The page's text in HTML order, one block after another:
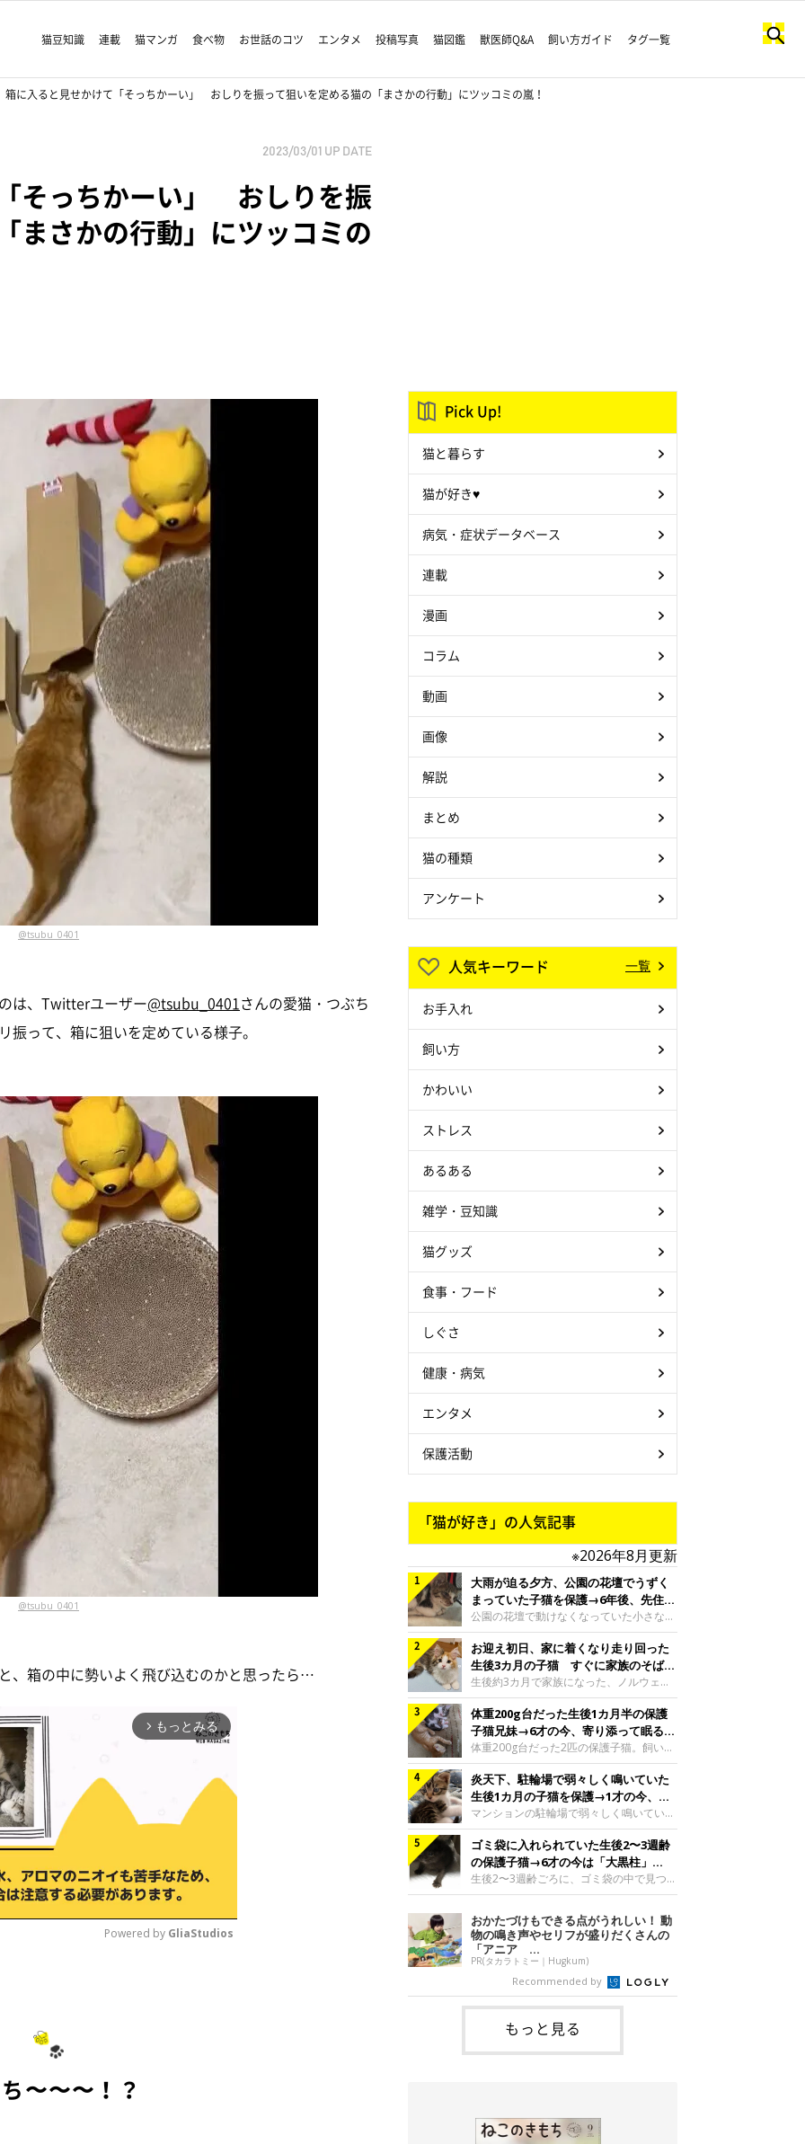
猫豆知識 連載 猫マンガ 食べ物 お世話のコツ エンタメ 投稿写真 猫図鑑 獣医師Q&A 飼い方ガイド タグ一覧
箱に入ると見せかけて「そっちかーい」 おしりを振って狙いを定める猫の「まさかの行動」にツッコミの嵐！
2023/03/01 UP DATE
そっちかーい」 おしりを振
まさかの行動」にツッコミの
@tsubu_0401
は、Twitterユーザー@tsubu_0401さんの愛猫・つぶち
って、箱に狙いを定めている様子。
@tsubu_0401
、箱の中に勢いよく飛び込むのかと思ったら…
arrow_forward_ios もっとみる
Powered by GliaStudios
〜〜〜！？
Pick Up!
猫と暮らす
猫が好き♥
病気・症状データベース
連載
漫画
コラム
動画
画像
解説
まとめ
猫の種類
アンケート
人気キーワード 一覧
お手入れ
飼い方
かわいい
ストレス
あるある
雑学・豆知識
猫グッズ
食事・フード
しぐさ
健康・病気
エンタメ
保護活動
「猫が好き」の人気記事
※2026年8月更新
大雨が迫る夕方、公園の花壇でうずく
まっていた子猫を保護→6年後、先住猫
と“姉妹”のような関係に
公園の花壇で動けなくなっていた小さな子
猫。家族に迎えられてから6年、先住猫と
の間には深い絆が育まれていました。保護
当時のティダちゃん。
@muumuu62197189紹介するのは、
X（旧Twitter）ユーザー
@muumuu62197189さんの愛猫・ティダ
ちゃん（取材時6才）の成長記録です。こ
ちらは、生後3カ月ごろのティダちゃん。
飼い主さんが出会ったのは、夜から大雨に
なると予報されていた日の夕方でした。花
壇で動けずにいた子猫保護したばかりのテ
ィダちゃん。@muumuu62197189飼い主
さんは、公園の
お迎え初日、家に着くなり走り回った
生後3カ月の子猫 すぐに家族のそばで
落ち着く姿に「迎えてよかった」
生後約3カ月で家族になった、ノルウェー
ジャンフォレストキャットの子猫。お迎え
翌日には、すでに家でくつろぐ様子を見せ
ていました。お迎え翌日、ベッドでうとう
とするむうちゃんお迎え翌日のむうちゃ
ん。@umimugi0304紹介するのは、
Instagramユーザー@umimugi0304さんの
愛猫・むうちゃん（撮影時、生後約3カ月
／ノルウェージャンフォレストキャッ
ト）。こちらは、お迎え翌日に撮影された
一枚。ゴハンをお腹いっぱい食べたむうち
ゃんは眠くなり、飼い主さん夫婦のベッド
でうとうとし始めたのだとか。飼い主さ
体重200g台だった生後1カ月半の保護
子猫兄妹→6才の今、寄り添って眠る姿
にほっこり！
体重200g台だった2匹の保護子猫。飼い主
さんの家族になってから6年、ともに成長
するなかで、2匹の関係にも少しずつ変化
が見られました。家族になったばかりの小
さな兄妹猫（写真上から）妹猫・てんちゃ
ん、兄猫・ラムくん。@ten_ramu紹介す
るのは、X（旧Twitter）ユーザー
@ten_ramuさんの愛猫・ラムくんとてん
ちゃん（ともに取材時6才）の成長記録で
す。この写真は、お迎えして間もない生後
グラム、てんちゃんは209グラムと、どち
らもとても小さな体でした。2匹
炎天下、駐輪場で弱々しく鳴いていた
生後1カ月の子猫を保護→1才の今、筋
肉質でツンデレなコに成長
マンションの駐輪場で弱々しく鳴いてい
た、生後1カ月ほどの子猫。家族に迎えら
れてから1年、体も行動も大きく成長しま
した。炎天下の駐輪場で鳴いていた小さな
子猫保護当時のモモちゃん。@Kingponzu
紹介するのは、X（旧Twitter）ユーザー
@Kingponzuさんの愛猫・モモちゃん（取
材時1才）の成長記録です。こちらは、モ
モちゃんが生後1カ月ごろに撮影された一
枚。飼い主さんの自宅マンションの駐輪場
で鳴いていたところを保護された当時の姿
です。子猫時代のモモちゃん。
@Kingponzuその日は気温が35℃を
ゴミ袋に入れられていた生後2〜3週齢
の保護子猫→6才の今は「大黒柱」
に！ 美しい黒猫に成長した姿にグッ
とくる
生後2〜3週齢ごろに、ゴミ袋の中で見つか
った小さな命。ミルクから育てられたその
子猫は今、家族に欠かせない存在へと成長
しました。ゴミ袋の中で見つかった、ミニ
モグラのような子猫よちよち歩きをしてい
たころの、生後2〜3週齢ごろのドンちゃ
ん。@doddou_1今回紹介するのは、
X（旧Twitter）ユーザー@doddou_1さん
の愛猫・ドンちゃん（取材時、推定6才／
本名：ドミトリー・ドンスコイ）。ドンち
ゃんは、保護猫でした。ドンちゃんが見つ
かったのは、飼い主さんの姉の勤め先の敷
おかたづけもできる点がうれしい！ 動
物の鳴き声やセリフが盛りだくさんの
「アニア ...
PR(タカラトミー｜Hugkum)
Recommended by
もっと見る